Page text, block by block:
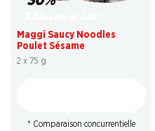
Maggi Saucy Noodles
Poulet Sésame
2 x 75 g
* Comparaison concurrentielle